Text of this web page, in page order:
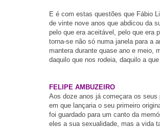
E é com estas questões que Fábio
de vinte nove anos que abdicou da
pelo que era aceitável, pelo que era
torna-se não só numa janela para a
mantera durante quase ano e meio,
daquilo que nos rodeia, daquilo a
FELIPE AMBUZEIRO
Aos doze anos já começara os
em que lançaria o seu primeiro
foi guardado para um canto da
eles a sua sexualidade, mas a vida